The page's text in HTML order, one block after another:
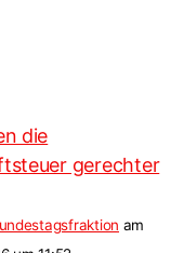
die
gerechter
am